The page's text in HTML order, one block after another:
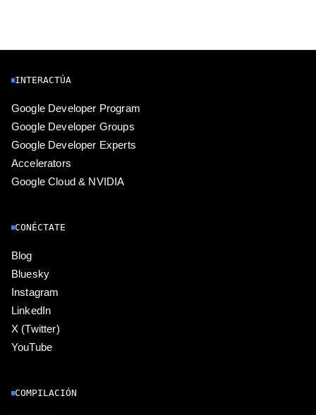
INTERACTÚA
Google Developer Program
Google Developer Groups
Google Developer Experts
Accelerators
Google Cloud & NVIDIA
CONÉCTATE
Blog
Bluesky
Instagram
LinkedIn
X (Twitter)
YouTube
COMPILACIÓN